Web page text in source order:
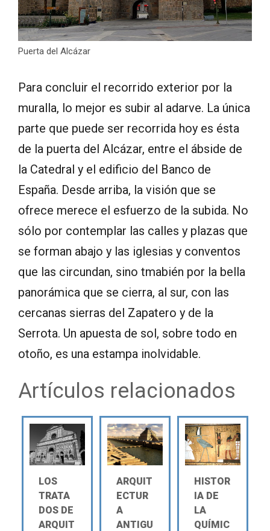
Puerta del Alcázar
Para concluir el recorrido exterior por la
muralla, lo mejor es subir al adarve. La única
parte que puede ser recorrida hoy es ésta
de la puerta del Alcázar, entre el ábside de
la Catedral y el edificio del Banco de
España. Desde arriba, la visión que se
ofrece merece el esfuerzo de la subida. No
sólo por contemplar las calles y plazas que
se forman abajo y las iglesias y conventos
que las circundan, sino tmabién por la bella
panorámica que se cierra, al sur, con las
cercanas sierras del Zapatero y de la
Serrota. Un apuesta de sol, sobre todo en
otoño, es una estampa inolvidable.
Artículos relacionados
LOS
TRATA
DOS DE
ARQUIT
ARQUIT
ECTUR
A
ANTIGU
HISTOR
IA DE
LA
QUÍMIC